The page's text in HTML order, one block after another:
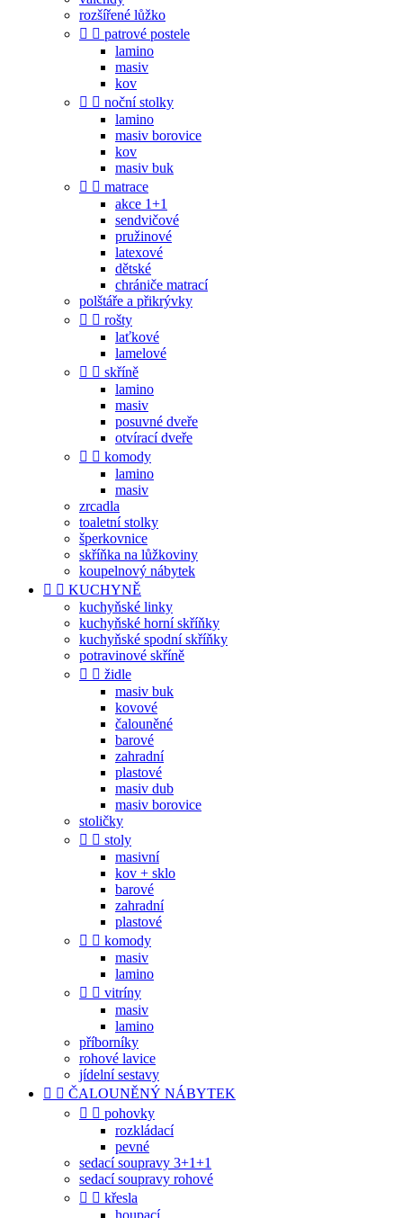
rozšířené lůžko
  patrové postele
lamino
masiv
kov
  noční stolky
lamino
masiv borovice
kov
masiv buk
  matrace
akce 1+1
sendvičové
pružinové
latexové
dětské
chrániče matrací
polštáře a přikrývky
  rošty
laťkové
lamelové
  skříně
lamino
masiv
posuvné dveře
otvírací dveře
  komody
lamino
masiv
zrcadla
toaletní stolky
šperkovnice
skříňka na lůžkoviny
koupelnový nábytek
  KUCHYNĚ
kuchyňské linky
kuchyňské horní skříňky
kuchyňské spodní skříňky
potravinové skříně
  židle
masiv buk
kovové
čalouněné
barové
zahradní
plastové
masiv dub
masiv borovice
stoličky
  stoly
masivní
kov + sklo
barové
zahradní
plastové
  komody
masiv
lamino
  vitríny
masiv
lamino
příborníky
rohové lavice
jídelní sestavy
  ČALOUNĚNÝ NÁBYTEK
  pohovky
rozkládací
pevné
sedací soupravy 3+1+1
sedací soupravy rohové
  křesla
houpací